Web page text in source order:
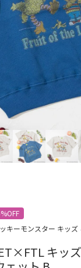
キーモンスター キッ
キッ